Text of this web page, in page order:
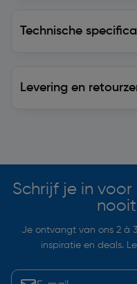
Technische
Levering en
Schrijf je in
Je ontvangt van ons 2 à
inspiratie en deals.